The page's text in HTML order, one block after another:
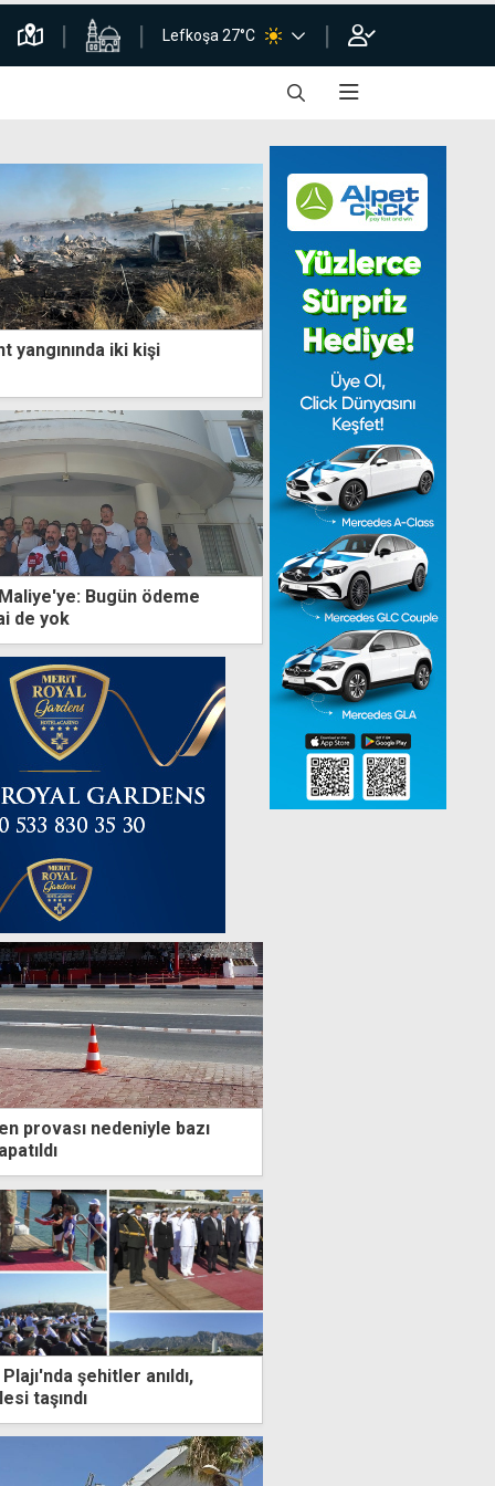
Lefkoşa 27°C
yangınında iki kişi
Bugün ödeme
de yok
provası nedeniyle bazı
şehitler anıldı,
taşındı